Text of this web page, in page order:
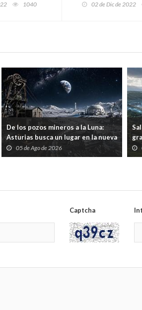
1040 02 de Dic de 2022
De los pozos mineros a la Luna:
Asturias busca un lugar en la nueva
carrera espacial
05 de Ago de 2026
Captcha